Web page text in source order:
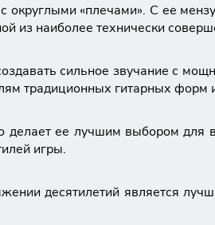
«плечами». С ее
из наиболее технически
сильное звучание с
традиционных гитарных форм
ее лучшим выбором для
игры.
десятилетий является